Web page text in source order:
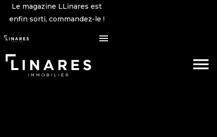
Le magazine LLinares est
enfin sorti, commandez-le !